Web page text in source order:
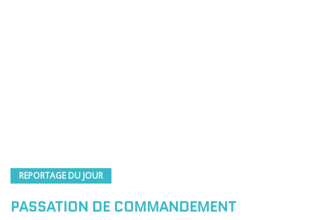
REPORTAGE DU JOUR
PASSATION DE COMMANDEMENT